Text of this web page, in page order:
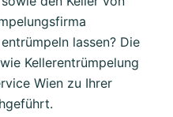
lassen? Die
Kellerentrümpelung
Wien zu Ihrer